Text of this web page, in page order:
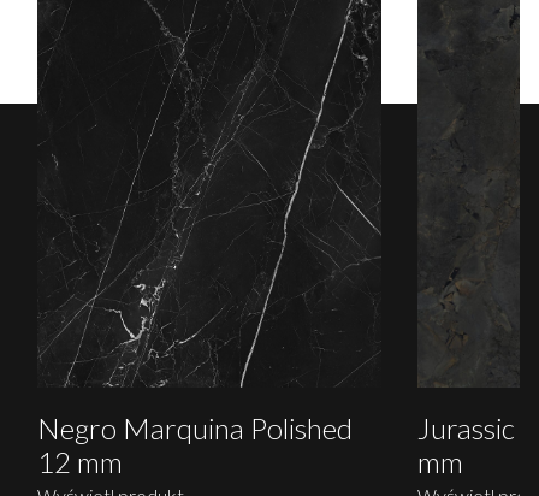
Negro Marquina Polished
12 mm
Jurassic
mm